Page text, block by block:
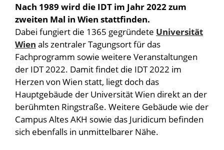
Nach 1989 wird die IDT im Jahr 2022 zum
zweiten Mal in Wien stattfinden.
Dabei fungiert die 1365 gegründete Universität
Wien als zentraler Tagungsort für das
Fachprogramm sowie weitere Veranstaltungen
der IDT 2022. Damit findet die IDT 2022 im
Herzen von Wien statt, liegt doch das
Hauptgebäude der Universität Wien direkt an der
berühmten Ringstraße. Weitere Gebäude wie der
Campus Altes AKH sowie das Juridicum befinden
sich ebenfalls in unmittelbarer Nähe.